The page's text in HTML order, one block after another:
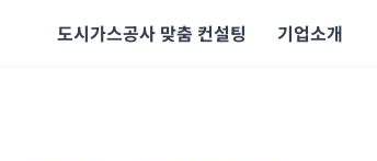
도시가스공사 맞춤 컨설팅 기업소개